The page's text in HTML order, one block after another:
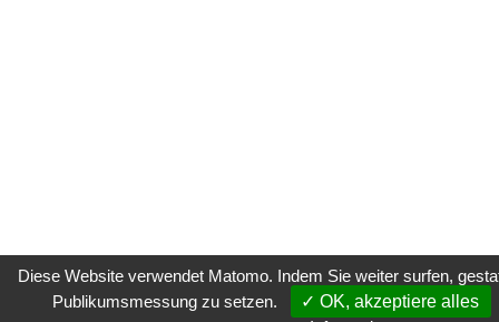
Diese Website verwendet Matomo. Indem Sie weiter surfen,
Publikumsmessung zu setzen.
✓ OK, akzeptiere alles